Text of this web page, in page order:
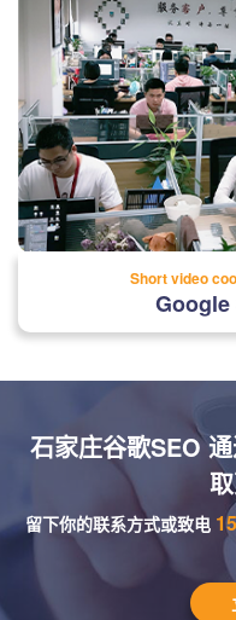
Short video
Google
石家庄谷歌SEO
留下你的联系方式或致电